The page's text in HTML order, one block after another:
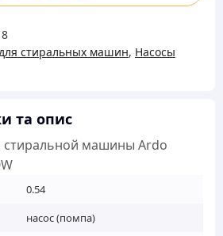
стиральных машин, Насосы
та опис
стиральной машины Ardo
0.54
насос (помпа)